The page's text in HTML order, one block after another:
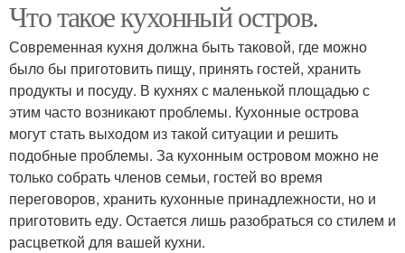
Что такое кухонный остров.
Современная кухня должна быть таковой, где можно
было бы приготовить пищу, принять гостей, хранить
продукты и посуду. В кухнях с маленькой площадью с
этим часто возникают проблемы. Кухонные острова
могут стать выходом из такой ситуации и решить
подобные проблемы. За кухонным островом можно не
только собрать членов семьи, гостей во время
переговоров, хранить кухонные принадлежности, но и
приготовить еду. Остается лишь разобраться со стилем и
расцветкой для вашей кухни.